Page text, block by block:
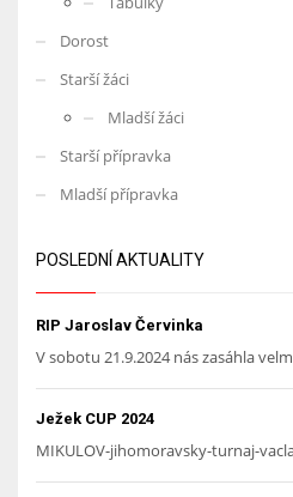
Dorost
Starší žáci
Mladší žáci
Starší přípravka
Mladší přípravka
POSLEDNÍ AKTUALITY
RIP Jaroslav Červinka
V sobotu 21.9.2024 nás zasáhla
Ježek CUP 2024
MIKULOV-jihomoravsky-turnaj-